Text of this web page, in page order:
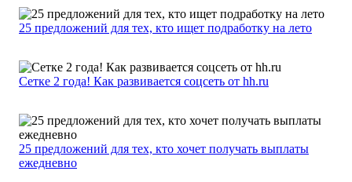
25 предложений для тех, кто ищет подработку на лето
Сетке 2 года! Как развивается соцсеть от hh.ru
25 предложений для тех, кто хочет получать выплаты
ежедневно